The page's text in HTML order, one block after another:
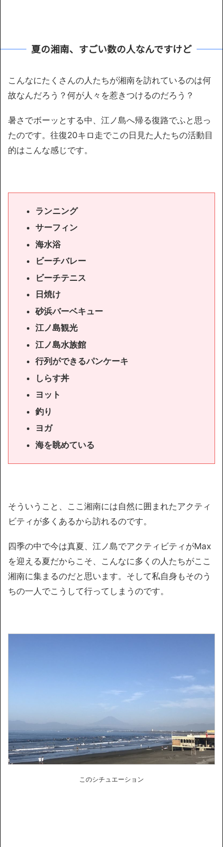
夏の湘南、すごい数の人なんですけど
こんなにたくさんの人たちが湘南を訪れているのは何
故なんだろう？何が人々を惹きつけるのだろう？
暑さでボーッとする中、江ノ島へ帰る復路でふと思っ
たのです。往復20キロ走でこの日見た人たちの活動目
的はこんな感じです。
ランニング
サーフィン
海水浴
ビーチバレー
ビーチテニス
日焼け
砂浜バーベキュー
江ノ島観光
江ノ島水族館
行列ができるパンケーキ
しらす丼
ヨット
釣り
ヨガ
海を眺めている
そういうこと、ここ湘南には自然に囲まれたアクティ
ビティが多くあるから訪れるのです。
四季の中で今は真夏、江ノ島でアクティビティがMax
を迎える夏だからこそ、こんなに多くの人たちがここ
湘南に集まるのだと思います。そして私自身もそのう
ちの一人でこうして行ってしまうのです。
このシチュエーション